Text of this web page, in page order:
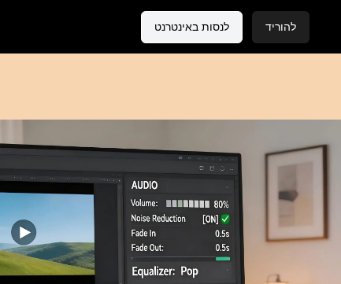
לנסות באינטרנט להוריד